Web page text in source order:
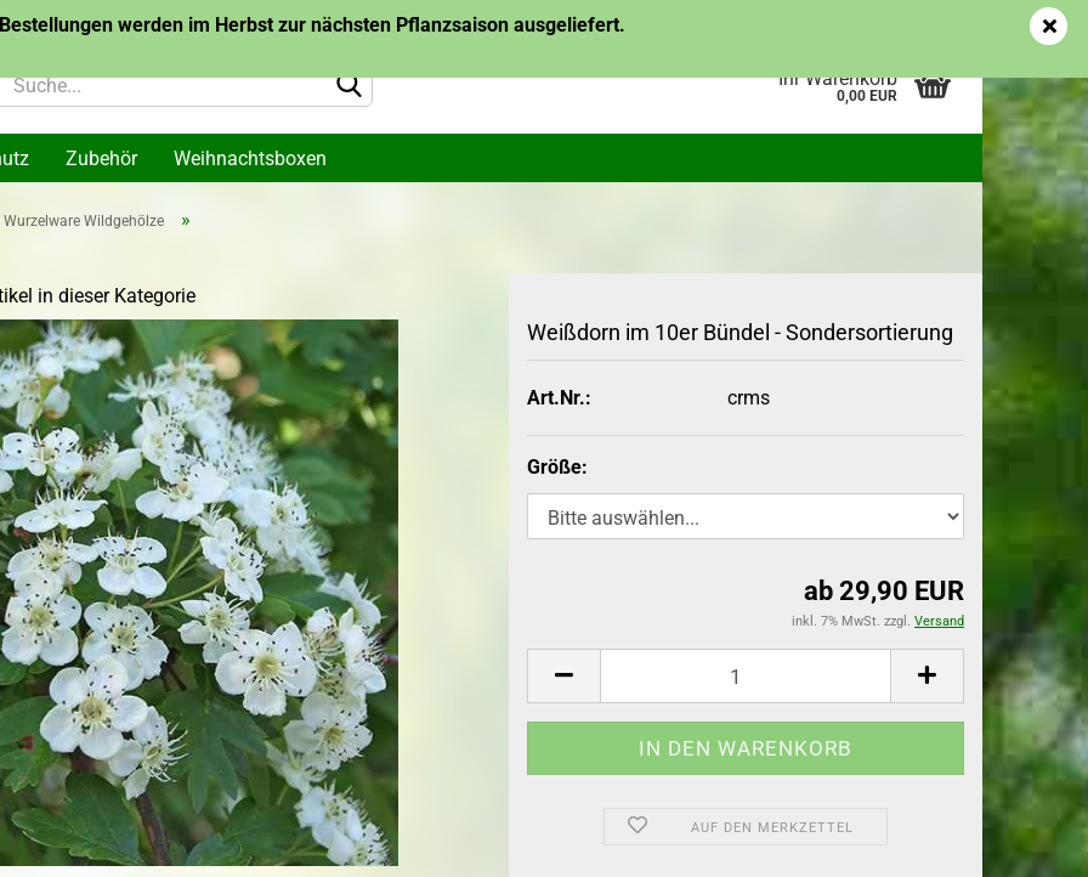
Konto erstellen
Passwort vergessen?
Ihr Warenkorb
0,00 EUR
werden im Herbst zur nächsten Pflanzsaison ausgeliefert.
Themen
Wurzelware Bäume des
Topf-/Containerpflanzen
Rosen
Bodendeckerrosen
Wildrosen
Kleincontainerpflanzen
Zubehör Weihnachtsboxen
Wurzelware Wildgehölze »
in dieser Kategorie
Weißdorn im 10er Bündel - Sondersortierung
Art.Nr.: crms
Größe:
ab 29,90 EUR
inkl. 7% MwSt. zzgl. Versand
AUF DEN MERKZETTEL